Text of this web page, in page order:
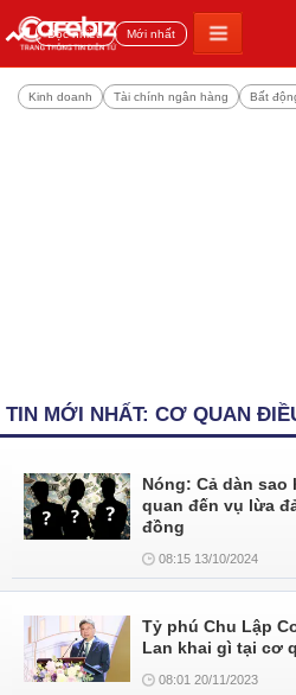
Đọc nhiều Mới nhất
Kinh doanh Tài chính ngân hàng Bất
TIN MỚI NHẤT: CƠ QUAN
Nóng: Cả dàn
quan đến vụ lừa
đồng
08:15 13/10/2024
Tỷ phú Chu Lập
Lan khai gì tại cơ
08:01 20/11/2023